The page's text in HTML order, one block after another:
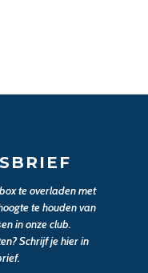
te overladen met
te houden van
in onze club.
Schrijf je hier in